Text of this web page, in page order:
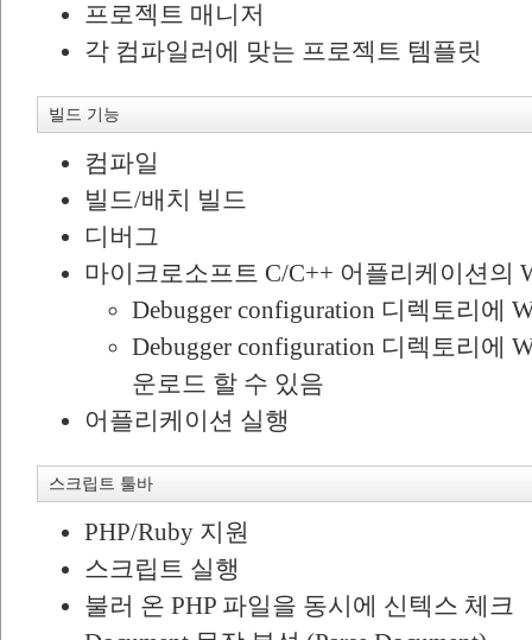
프로젝트 매니저
각 컴파일러에 맞는 프로젝트 템플릿
빌드 기능
컴파일
빌드/배치 빌드
디버그
마이크로소프트 C/C++ 어플리케이션의
Debugger configuration 디렉토리에
Debugger configuration 디렉토리에
운로드 할 수 있음
어플리케이션 실행
스크립트 툴바
PHP/Ruby 지원
스크립트 실행
불러 온 PHP 파일을 동시에 신텍스 체크